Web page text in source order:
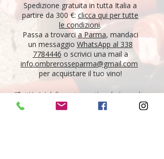
Spedizione gratuita in tutta Italia a
partire da 300 €: clicca qui per tutte
le condizioni.
Passa a trovarcia Parma, mandaci
un messaggio WhatsApp al 338
7784446 o scrivici una mail a
info.ombrerosseparma@gmail.com
per acquistare il tuo vino!
"Tutti i vini della nostra cantina derivano da un
lungo percorso di ricerca, iniziato nel 1995 con